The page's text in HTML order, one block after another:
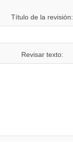
Título de la revisión:
Revisar texto: